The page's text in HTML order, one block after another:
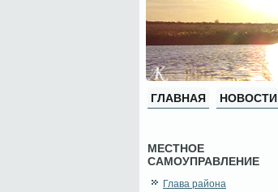
ГЛАВНАЯ НОВОСТИ
МЕСТНОЕ
САМОУПРАВЛЕНИЕ
Глава района